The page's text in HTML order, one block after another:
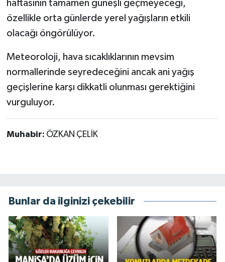
haftasının tamamen güneşli geçmeyeceği,
özellikle orta günlerde yerel yağışların etkili
olacağı öngörülüyor.
Meteoroloji, hava sıcaklıklarının mevsim
normallerinde seyredeceğini ancak ani yağış
geçişlerine karşı dikkatli olunması gerektiğini
vurguluyor.
Muhabir: ÖZKAN ÇELİK
Bunlar da ilginizi çekebilir